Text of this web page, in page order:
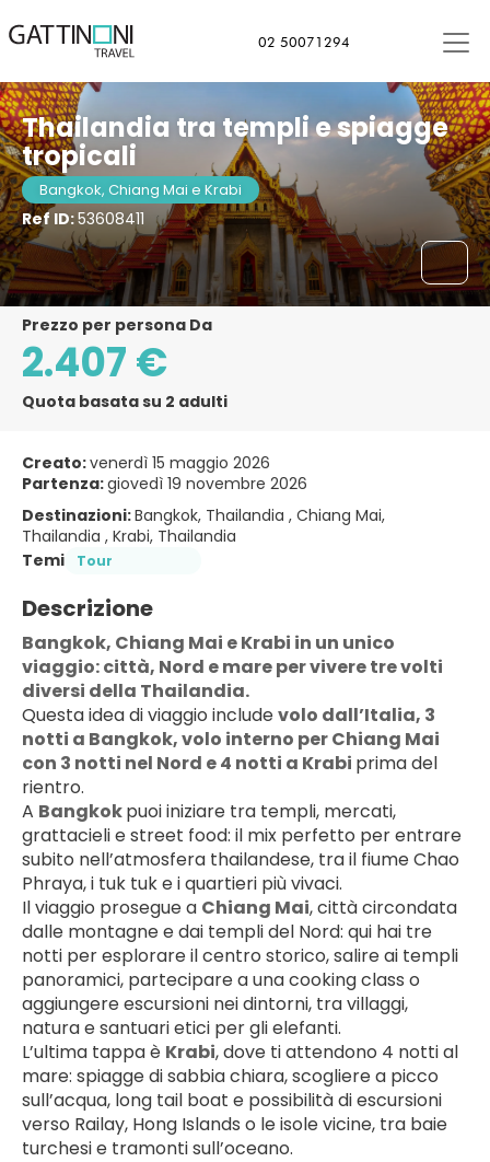
02 50071294
Thailandia tra templi e spiagge
tropicali
Bangkok, Chiang Mai e Krabi
Ref ID:53608411
Bangkok, Thailandia
Prezzo per persona Da
2.407 €
Quota basata su 2 adulti
Creato:venerdì 15 maggio 2026
Partenza:giovedì 19 novembre 2026
Destinazioni:Bangkok, Thailandia , Chiang Mai,
Thailandia , Krabi, Thailandia
Temi
Tour
Descrizione
Bangkok, Chiang Mai e Krabi in un unico
viaggio: città, Nord e mare per vivere tre volti
diversi della Thailandia.
Questa idea di viaggio include volo dall’Italia, 3
notti a Bangkok, volo interno per Chiang Mai
con 3 notti nel Nord e 4 notti a Krabi prima del
rientro.
A Bangkok puoi iniziare tra templi, mercati,
grattacieli e street food: il mix perfetto per entrare
subito nell’atmosfera thailandese, tra il fiume Chao
Phraya, i tuk tuk e i quartieri più vivaci.
Il viaggio prosegue a Chiang Mai, città circondata
dalle montagne e dai templi del Nord: qui hai tre
notti per esplorare il centro storico, salire ai templi
panoramici, partecipare a una cooking class o
aggiungere escursioni nei dintorni, tra villaggi,
natura e santuari etici per gli elefanti.
L’ultima tappa è Krabi, dove ti attendono 4 notti al
mare: spiagge di sabbia chiara, scogliere a picco
sull’acqua, long tail boat e possibilità di escursioni
verso Railay, Hong Islands o le isole vicine, tra baie
turchesi e tramonti sull’oceano.